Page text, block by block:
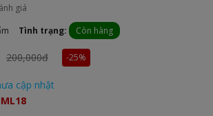
giá
Tình trạng: Còn hàng
200,000đ -25%
cập nhật